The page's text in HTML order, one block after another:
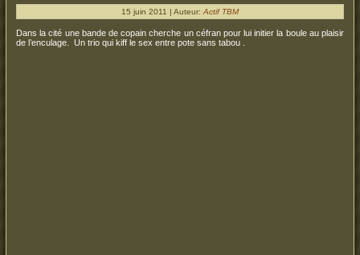
15 juin 2011 | Auteur: Actif TBM
Dans la cité une bande de copain cherche un céfran pour lui initier la boule au plaisir
de l’enculage. Un trio qui kiff le sex entre pote sans tabou .